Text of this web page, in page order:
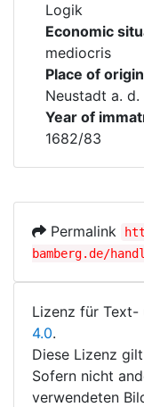
Logik
Economic
mediocris
Place of origin
Neustadt a. d.
Year of
1682/83
Permalink
bamberg.de/
Lizenz für Text-
4.0.
Diese Lizenz
Sofern nicht
verwendeten